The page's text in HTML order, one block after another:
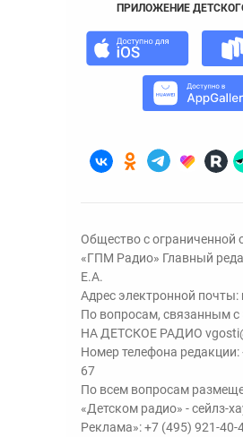
ПРИЛОЖЕНИЕ
Общество с ограниченной
«ГПМ Радио» Главный
Е.А.
Адрес электронной почты:
По вопросам, связанным
НА ДЕТСКОЕ РАДИО
Номер телефона редакции:
67
По всем вопросам
«Детском радио» - сейлз-
Реклама»:+7 (495) 921-40-